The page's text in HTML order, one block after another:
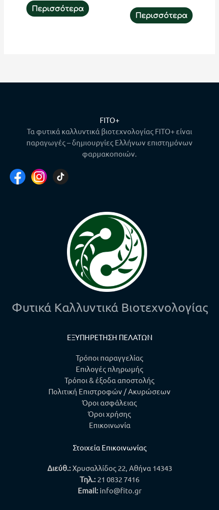
Περισσότερα
Περισσότερα
FITO+
Τα φυτικά καλλυντικά βιοτεχνολογίας FITO+ είναι
παραγωγές – δημιουργίες Ελλήνων επιστημόνων
φαρμακοποιών.
Φυτικά Καλλυντικά Βιοτεχνολογίας
ΕΞΥΠΗΡΕΤΗΣΗ ΠΕΛΑΤΩΝ
Τρόποι παραγγελίας
Επιλογές πληρωμής
Τρόποι & έξοδα αποστολής
Πολιτική Επιστροφών / Ακυρώσεων
Όροι ασφάλειας
Όροι χρήσης
Επικοινωνία
Στοιχεία Επικοινωνίας
Διεύθ.:Χρυσαλλίδος 22, Αθήνα 14343
Τηλ.: 21 0832 7416
Email: info@fito.gr